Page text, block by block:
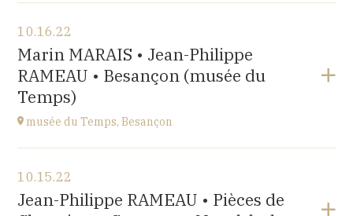
Salle Roger Planchon
54 Boulevard Waldeck Rousseau 42400 St Chamond
at17H
10.16.22
Marin MARAIS • Jean-Philippe
RAMEAU • Besançon (musée du
Temps)
musée du Temps, Besançon
Palais Granvelle, 96 Grande Rue
at15H
10.15.22
Jean-Philippe RAMEAU • Pièces de